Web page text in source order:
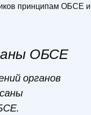
принципам ОБСЕ и
ОБСЕ
органов